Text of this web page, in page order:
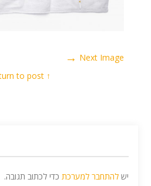
Next Image
→
↑ Return to post
יש להתחבר למערכתכדי לכתוב תגובה.